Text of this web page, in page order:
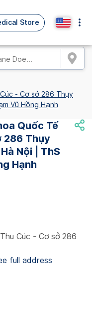
Store
- Cơ sở 286 Thụy
Vũ Hồng Hạnh
Quốc Tế
286 Thụy
Nội | ThS
Hạnh
Cúc - Cơ sở 286
full address